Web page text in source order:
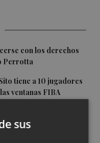
con los derechos
Perrotta
tiene a 10 jugadores
ventanas FIBA
destino
sus